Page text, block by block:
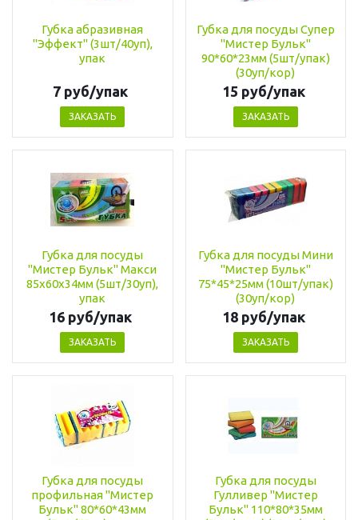
Губка абразивная
"Эффект" (3шт/40уп),
упак
7 руб/упак
ЗАКАЗАТЬ
Губка для посуды Супер
"Мистер Бульк"
90*60*23мм (5шт/упак)
(30уп/кор)
15 руб/упак
ЗАКАЗАТЬ
Губка для посуды
"Мистер Бульк" Макси
85х60х34мм (5шт/30уп),
упак
16 руб/упак
ЗАКАЗАТЬ
Губка для посуды Мини
"Мистер Бульк"
75*45*25мм (10шт/упак)
(30уп/кор)
18 руб/упак
ЗАКАЗАТЬ
Губка для посуды
профильная "Мистер
Бульк" 80*60*43мм
Губка для посуды
Гулливер "Мистер
Бульк" 110*80*35мм